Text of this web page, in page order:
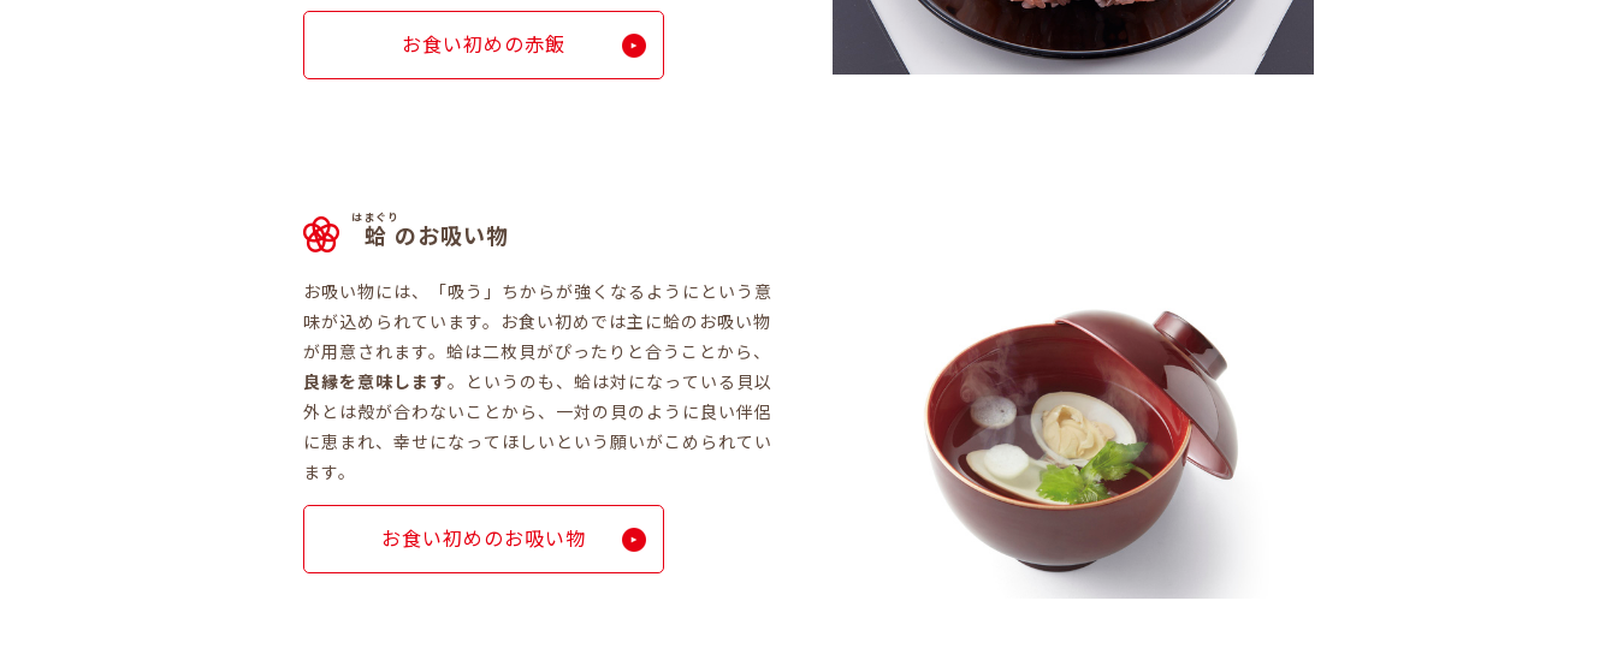
お食い初めの赤飯
蛤
はまぐり
のお吸い物
お吸い物には、「吸う」ちからが強くなるようにという意
味が込められています。お食い初めでは主に蛤のお吸い物
が用意されます。蛤は二枚貝がぴったりと合うことから、
良縁を意味します。というのも、蛤は対になっている貝以
外とは殻が合わないことから、一対の貝のように良い伴侶
に恵まれ、幸せになってほしいという願いがこめられてい
ます。
お食い初めのお吸い物